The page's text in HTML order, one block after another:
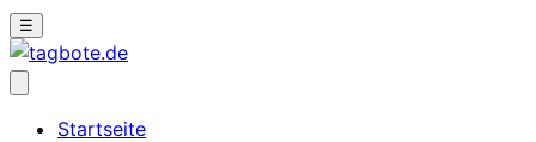
☰
Startseite